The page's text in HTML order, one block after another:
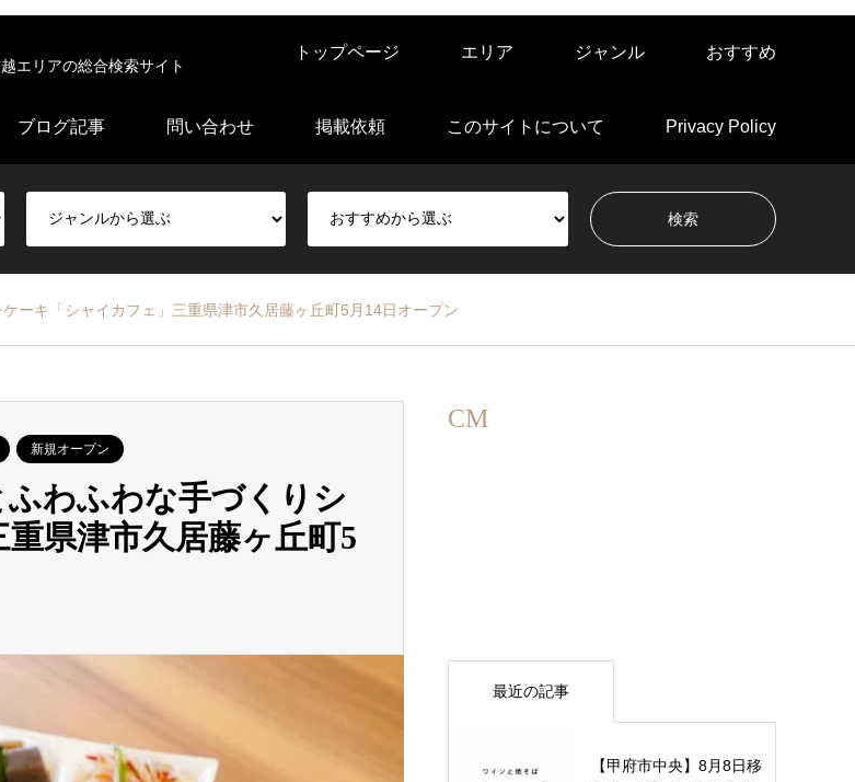
エリアの総合検索サイト
トップページ エリア ジャンル おすすめ
ブログ記事 問い合わせ 掲載依頼 このサイトについて Privacy Policy
ーキ「シャイカフェ」三重県津市久居藤ヶ丘町5月14日オープン
新規オープン
わふわな手づくりシ
県津市久居藤ヶ丘町5
CM
最近の記事
【甲府市中央】8月8日移